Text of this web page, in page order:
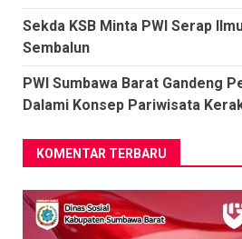
Sekda KSB Minta PWI Serap
Sembalun
PWI Sumbawa Barat Gandeng
Dalami Konsep Pariwisata
KOMENTAR TERBARU